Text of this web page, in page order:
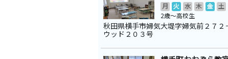
月 火 水 木 金 土
2歳～高校生
秋田県横手市婦気大堤字婦気前２７
ウッド２０３号